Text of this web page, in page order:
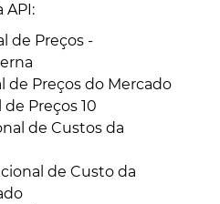
API:
de Preços -
de Preços do Mercado
de Preços 10
de Custos da
de Custo da